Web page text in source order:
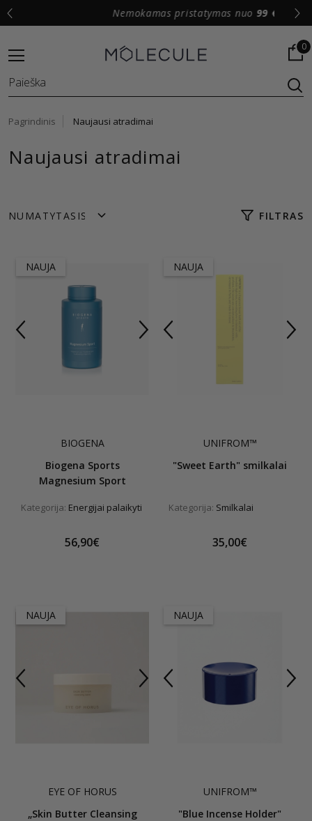
Nemokamas pristatymas nuo99 €
0
Pagrindinis Naujausi atradimai
Naujausi atradimai
FILTRAS
NAUJA
BIOGENA
Biogena Sports
Magnesium Sport
Kategorija: Energijai palaikyti
56,90€
NAUJA
UNIFROM™
"Sweet Earth" smilkalai
Kategorija: Smilkalai
35,00€
NAUJA
EYE OF HORUS
„Skin Butter Cleansing
NAUJA
UNIFROM™
"Blue Incense Holder"